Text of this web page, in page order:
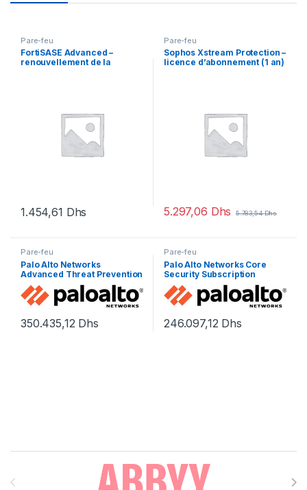
Pare-feu
FortiSASE Advanced –
renouvellement de la
1.454,61 Dhs
Pare-feu
Sophos Xstream Protection –
licence d’abonnement (1 an)
5.297,06 Dhs 5.783,54Dhs
Pare-feu
Palo Alto Networks
Advanced Threat Prevention
– renouvellement de la
licence d’abonnement (3
ans) – 1 périphérique dans la
350.435,12 Dhs
Pare-feu
Palo Alto Networks Core
Security Subscription
Bundle Advanced Threat
Prevention, Advanced URL
Filtering, Advanced
246.097,12 Dhs
Brands Carousel